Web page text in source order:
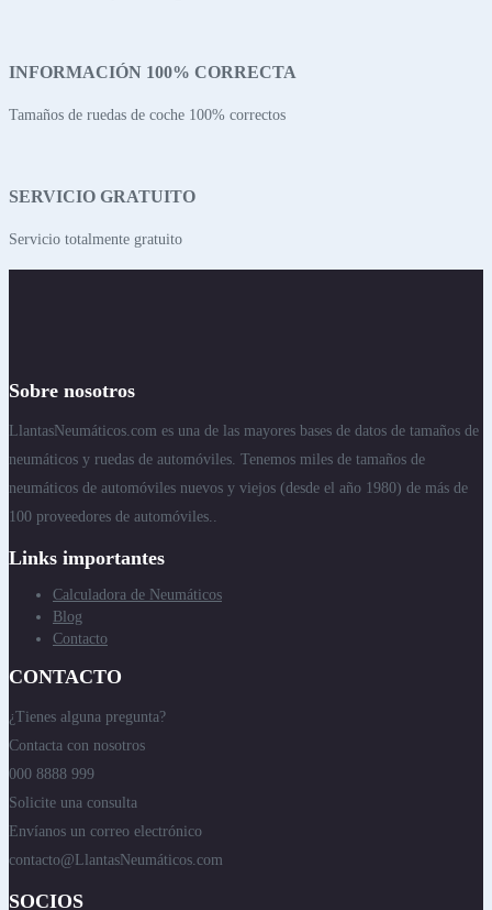
INFORMACIÓN 100% CORRECTA
Tamaños de ruedas de coche 100% correctos
SERVICIO GRATUITO
Servicio totalmente gratuito
Sobre nosotros
LlantasNeumáticos.com es una de las mayores bases de datos de tamaños de
neumáticos y ruedas de automóviles. Tenemos miles de tamaños de
neumáticos de automóviles nuevos y viejos (desde el año 1980) de más de
100 proveedores de automóviles..
Links importantes
Calculadora de Neumáticos
Blog
Contacto
CONTACTO
¿Tienes alguna pregunta?
Contacta con nosotros
000 8888 999
Solicite una consulta
Envíanos un correo electrónico
contacto@LlantasNeumáticos.com
SOCIOS